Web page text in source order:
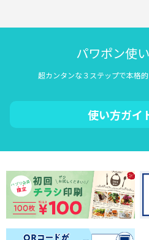
パワポン使
超カンタンな３ステップで本格
使い方ガイ